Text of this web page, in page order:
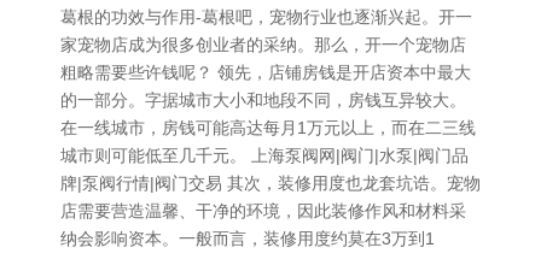
葛根的功效与作用-葛根吧，宠物行业也逐渐兴起。开一
家宠物店成为很多创业者的采纳。那么，开一个宠物店
粗略需要些许钱呢？ 领先，店铺房钱是开店资本中最大
的一部分。字据城市大小和地段不同，房钱互异较大。
在一线城市，房钱可能高达每月1万元以上，而在二三线
城市则可能低至几千元。 上海泵阀网|阀门|水泵|阀门品
牌|泵阀行情|阀门交易 其次，装修用度也龙套坑诰。宠物
店需要营造温馨、干净的环境，因此装修作风和材料采
纳会影响资本。一般而言，装修用度约莫在3万到1